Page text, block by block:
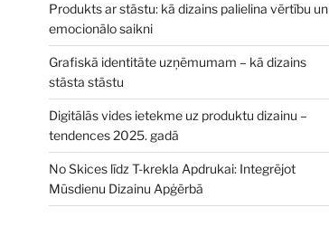
Produkts ar stāstu: kā dizains palielina vērtību un
emocionālo saikni
Grafiskā identitāte uzņēmumam – kā dizains
stāsta stāstu
Digitālās vides ietekme uz produktu dizainu –
tendences 2025. gadā
No Skices līdz T-krekla Apdrukai: Integrējot
Mūsdienu Dizainu Apģērbā